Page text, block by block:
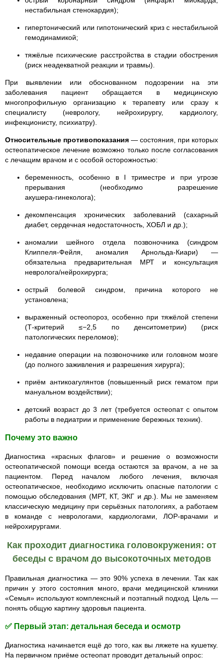
нестабильная стенокардия);
гипертонический или гипотонический криз с нестабильной
гемодинамикой;
тяжёлые психические расстройства в стадии обострения
(риск неадекватной реакции и травмы).
При выявлении или обоснованном подозрении на эти
заболевания пациент обращается в медицинскую
многопрофильную организацию к терапевту или сразу к
специалисту (неврологу, нейрохирургу, кардиологу,
инфекционисту, психиатру).
Относительные противопоказания — состояния, при которых
остеопатическое лечение возможно только после согласования
с лечащим врачом и с особой осторожностью:
беременность, особенно в I триместре и при угрозе
прерывания (необходимо разрешение
акушера‑гинеколога);
декомпенсация хронических заболеваний (сахарный
диабет, сердечная недостаточность, ХОБЛ и др.);
аномалии шейного отдела позвоночника (синдром
Клиппеля‑Фейля, аномалия Арнольда‑Киари) —
обязательна предварительная МРТ и консультация
невролога/нейрохирурга;
острый болевой синдром, причина которого не
установлена;
выраженный остеопороз, особенно при тяжёлой степени
(Т‑критерий ≤−2,5 по денситометрии) (риск
патологических переломов);
недавние операции на позвоночнике или головном мозге
(до полного заживления и разрешения хирурга);
приём антикоагулянтов (повышенный риск гематом при
мануальном воздействии);
детский возраст до 3 лет (требуется остеопат с опытом
работы в педиатрии и применение бережных техник).
Почему это важно
Диагностика «красных флагов» и решение о возможности
остеопатической помощи всегда остаются за врачом, а не за
пациентом. Перед началом любого лечения, включая
остеопатическое, необходимо исключить опасные патологии с
помощью обследования (МРТ, КТ, ЭКГ и др.). Мы не заменяем
классическую медицину при серьёзных патологиях, а работаем
в команде с неврологами, кардиологами, ЛОР‑врачами и
нейрохирургами.
Как проходит диагностика головокружения: от
беседы с врачом до высокоточных методов
Правильная диагностика — это 90% успеха в лечении. Так как
причин у этого состояния много, врачи медицинской клиники
«Семья» используют комплексный и поэтапный подход. Цель —
понять общую картину здоровья пациента.
✅ Первый этап: детальная беседа и осмотр
Диагностика начинается ещё до того, как вы ляжете на кушетку.
На первичном приёме остеопат проводит детальный опрос: